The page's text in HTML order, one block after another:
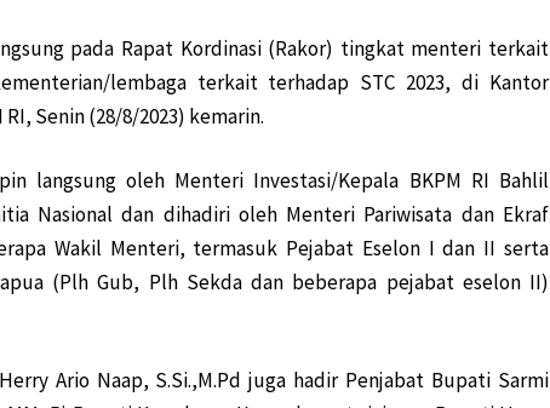
pada Rapat Kordinasi (Rakor) tingkat menteri terkait
lembaga terkait terhadap STC 2023, di Kantor
Senin (28/8/2023) kemarin.
langsung oleh Menteri Investasi/Kepala BKPM RI Bahlil
Nasional dan dihadiri oleh Menteri Pariwisata dan Ekraf
Wakil Menteri, termasuk Pejabat Eselon I dan II serta
(Plh Gub, Plh Sekda dan beberapa pejabat eselon II)
Ario Naap, S.Si.,M.Pd juga hadir Penjabat Bupati Sarmi